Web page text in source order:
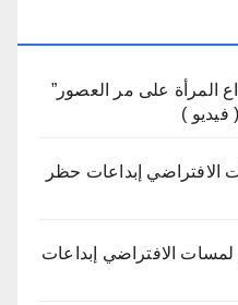
المرأة على مر العصور”
فيديو )
إبداعات حظر
الافتراضي إبداعات